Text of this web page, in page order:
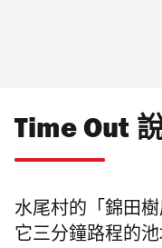
Time Out
水尾村的「錦田
它三分鐘路程的